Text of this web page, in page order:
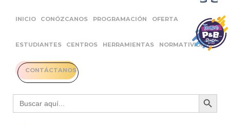
INICIO CONÓZCANOS PROGRAMACIÓN OFERTA
ESTUDIANTES CENTROS HERRAMIENTAS NORMATIVIDAD
CONTÁCTANOS
Buscar: Botón